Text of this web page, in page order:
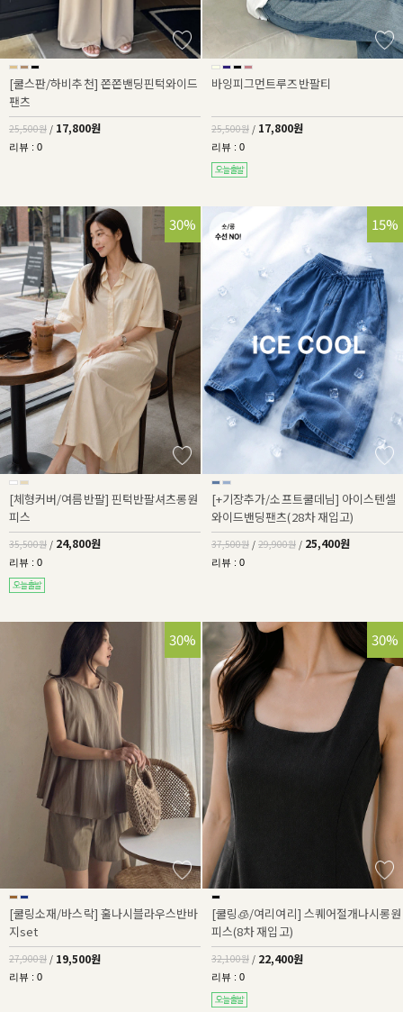
[쿨스판/하비추천] 쫀쫀밴딩핀턱와이드
팬츠
25,500원 / 17,800원
리뷰 : 0
바잉피그먼트루즈반팔티
25,500원 / 17,800원
리뷰 : 0
30%
[체형커버/여름반팔] 핀턱반팔셔츠롱원
피스
35,500원 / 24,800원
리뷰 : 0
32%
15%
[+기장추가/소프트쿨데님] 아이스텐셀
와이드밴딩팬츠(28차 재입고)
37,500원 / 29,900원 / 25,400원
리뷰 : 0
30%
[쿨링소재/바스락] 훌나시블라우스반바
지set
27,900원 / 19,500원
리뷰 : 0
30%
[쿨링🧊/여리여리] 스퀘어절개나시롱원
피스(8차 재입고)
32,100원 / 22,400원
리뷰 : 0